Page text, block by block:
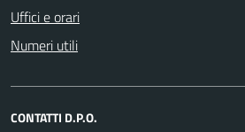
Uffici e orari
Numeri utili
CONTATTI D.P.O.